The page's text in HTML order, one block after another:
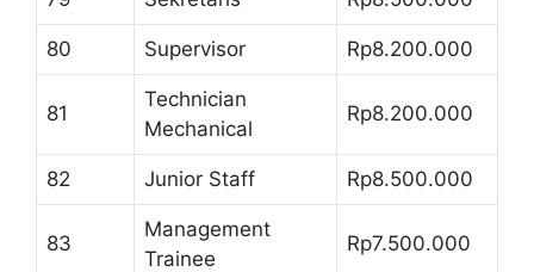
80 Supervisor Rp8.200.000
81
Technician
Mechanical
Rp8.200.000
82 Junior Staff Rp8.500.000
83
Management
Trainee
Rp7.500.000